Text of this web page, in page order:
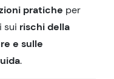
pratiche per
sui rischi della
e sulle
.